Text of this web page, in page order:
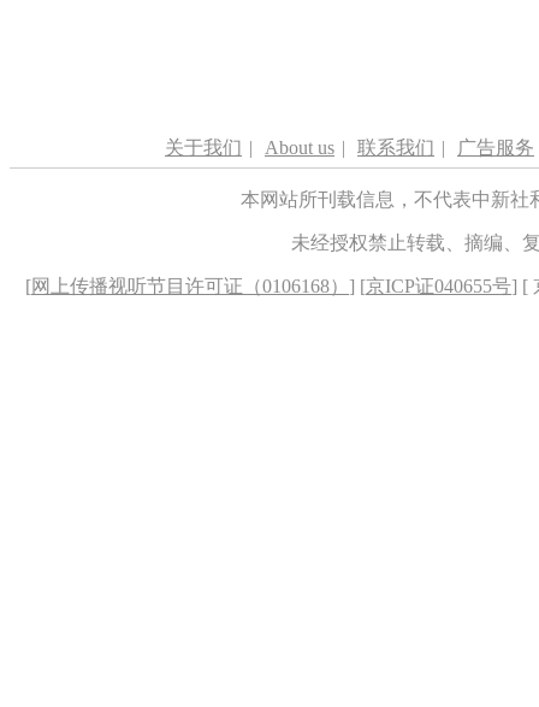
关于我们 | About us | 联系我们 | 广告服务
本网站所刊载信息，不代表中新
未经授权禁止转载、摘编、
[网上传播视听节目许可证（0106168） ] [京ICP证040655号] [